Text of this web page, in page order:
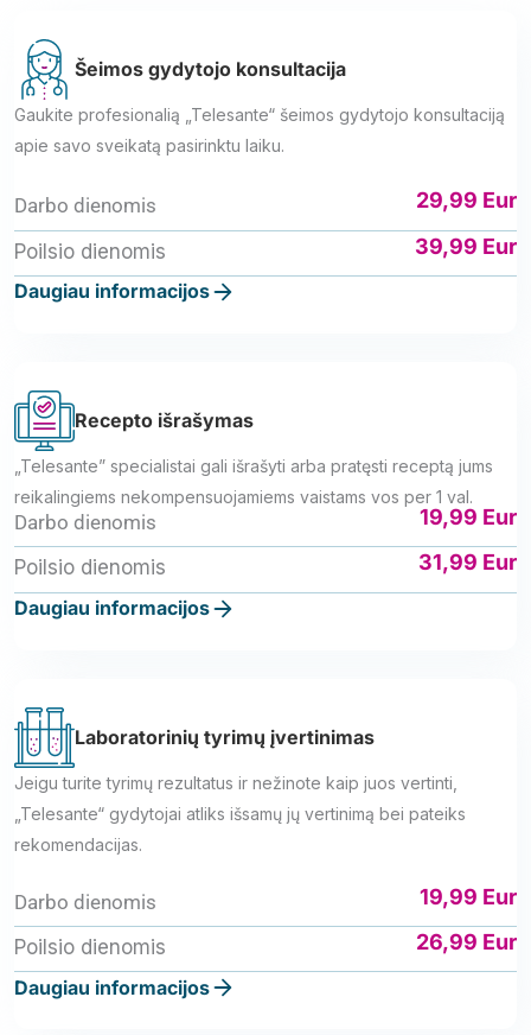
Šeimos gydytojo konsultacija
Gaukite profesionalią „Telesante“ šeimos gydytojo konsultaciją
apie savo sveikatą pasirinktu laiku.
Darbo dienomis 29,99 Eur
Poilsio dienomis 39,99 Eur
Daugiau informacijos
Recepto išrašymas
„Telesante” specialistai gali išrašyti arba pratęsti receptą jums
reikalingiems nekompensuojamiems vaistams vos per 1 val.
Darbo dienomis 19,99 Eur
Poilsio dienomis 31,99 Eur
Daugiau informacijos
Laboratorinių tyrimų įvertinimas
Jeigu turite tyrimų rezultatus ir nežinote kaip juos vertinti,
„Telesante“ gydytojai atliks išsamų jų vertinimą bei pateiks
rekomendacijas.
Darbo dienomis 19,99 Eur
Poilsio dienomis 26,99 Eur
Daugiau informacijos